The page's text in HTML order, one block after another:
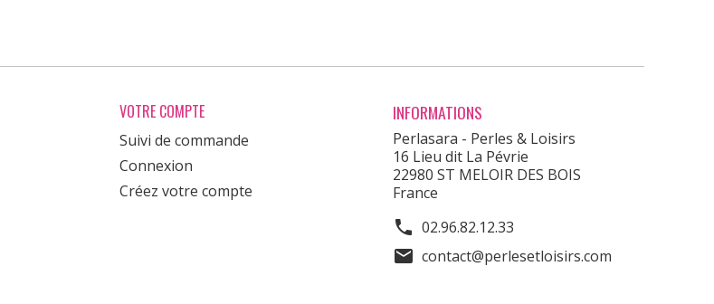
VOTRE COMPTE
Suivi de commande
Connexion
Créez votre compte
INFORMATIONS
Perlasara - Perles & Loisirs
16 Lieu dit La Pévrie
22980 ST MELOIR DES BOIS
France
phone 02.96.82.12.33
mail contact@perlesetloisirs.com